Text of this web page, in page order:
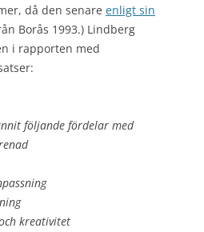
då den senare enligt sin
Borås 1993.) Lindberg
i rapporten med
följande fördelar med
kreativitet